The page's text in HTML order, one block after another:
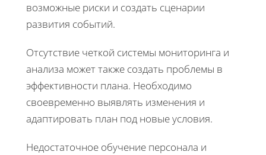
возможные риски и создать сценарии
развития событий.
Отсутствие четкой системы мониторинга и
анализа может также создать проблемы в
эффективности плана. Необходимо
своевременно выявлять изменения и
адаптировать план под новые условия.
Недостаточное обучение персонала и